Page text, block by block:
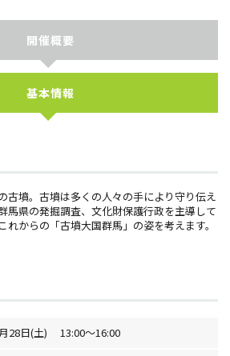
開催概要
基本情報
古墳。古墳は多くの人々の手により守り伝え
馬県の発掘調査、文化財保護行政を主導して
れからの「古墳大国群馬」の姿を考えます。
28日(土) 13:00～16:00